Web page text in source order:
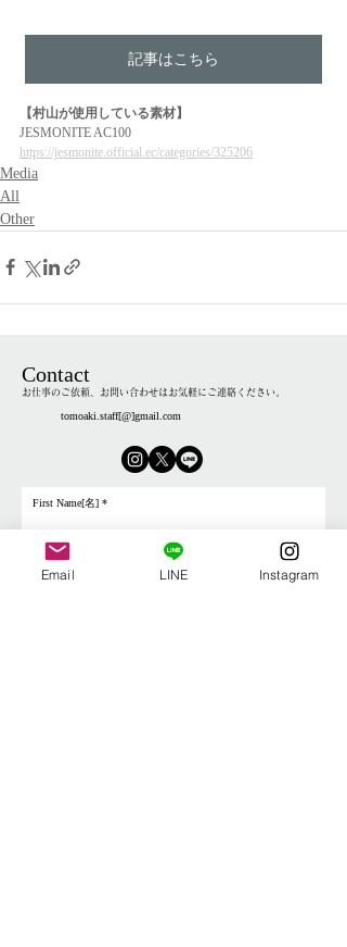
記事はこちら
【村山が使用している素材】
JESMONITE AC100
https://jesmonite.official.ec/categories/325206
Media
All
Other
Contact
お仕事のご依頼、お問い合わせはお気軽にご連絡ください。
tomoaki.staff[@]gmail.com
First Name[名]
Last Name[姓]
Email LINE Instagram